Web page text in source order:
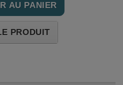
AU PANIER
PRODUIT